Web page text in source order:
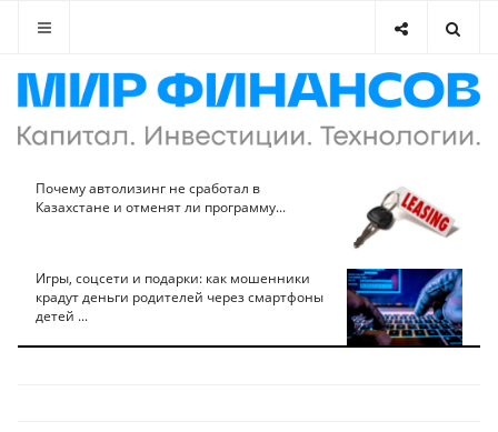
Почему автолизинг не сработал в
Казахстане и отменят ли программу...
Игры, соцсети и подарки: как мошенники
крадут деньги родителей через смартфоны
детей ...